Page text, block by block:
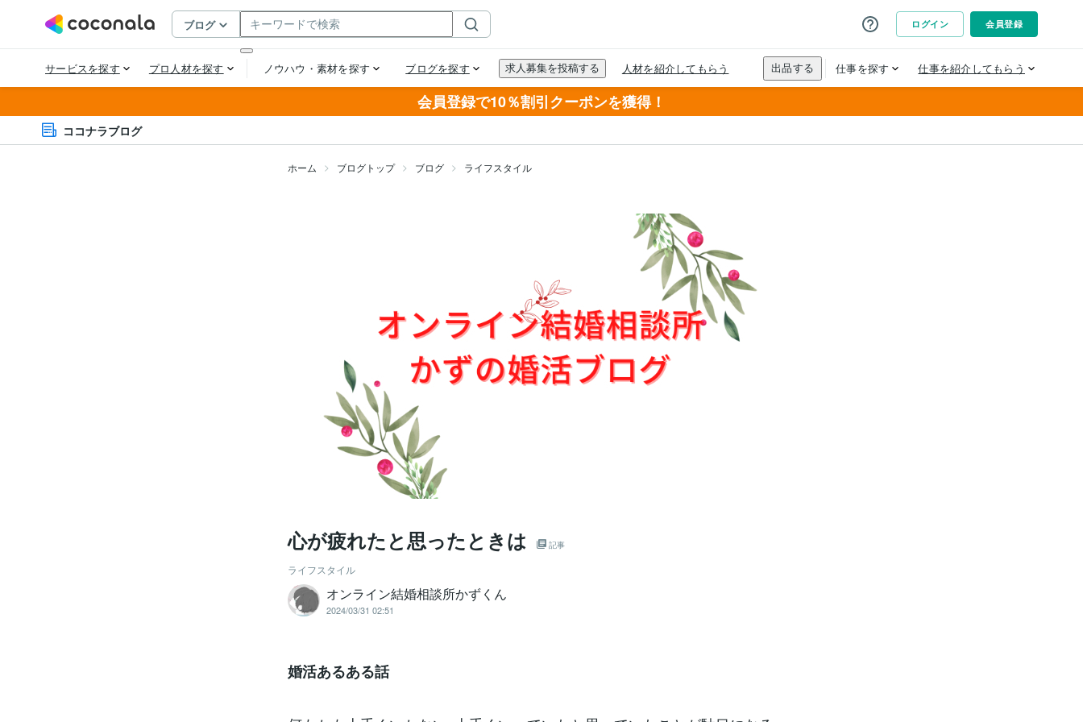
会員登録で10％割引クーポンを獲得！
ココナラブログ
ホーム ブログトップ ブログ ライフスタイル
心が疲れたと思ったときは 記事
ライフスタイル
オンライン結婚相談所かずくん
2024/03/31 02:51
婚活あるある話